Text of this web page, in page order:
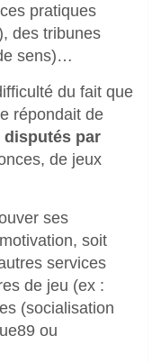
pratiques
des tribunes
sens)…
du fait que
répondait de
disputés par
de jeux
ses
soit
services
de jeu (ex :
(socialisation
ou